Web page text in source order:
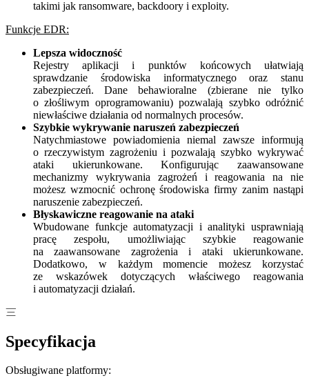
takimi jak ransomware, backdoory i exploity.
Funkcje EDR:
Lepsza widoczność
Rejestry aplikacji i punktów końcowych ułatwiają
sprawdzanie środowiska informatycznego oraz stanu
zabezpieczeń. Dane behawioralne (zbierane nie tylko
o złośliwym oprogramowaniu) pozwalają szybko odróżnić
niewłaściwe działania od normalnych procesów.
Szybkie wykrywanie naruszeń zabezpieczeń
Natychmiastowe powiadomienia niemal zawsze informują
o rzeczywistym zagrożeniu i pozwalają szybko wykrywać
ataki ukierunkowane. Konfigurując zaawansowane
mechanizmy wykrywania zagrożeń i reagowania na nie
możesz wzmocnić ochronę środowiska firmy zanim nastąpi
naruszenie zabezpieczeń.
Błyskawiczne reagowanie na ataki
Wbudowane funkcje automatyzacji i analityki usprawniają
pracę zespołu, umożliwiając szybkie reagowanie
na zaawansowane zagrożenia i ataki ukierunkowane.
Dodatkowo, w każdym momencie możesz korzystać
ze wskazówek dotyczących właściwego reagowania
i automatyzacji działań.
Specyfikacja
Obsługiwane platformy: